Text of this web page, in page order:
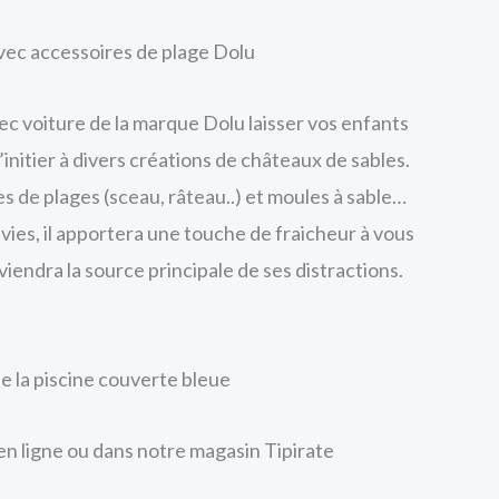
accessoires de plage Dolu
voiture de la marque Dolu laisser vos enfants
à divers créations de châteaux de sables.
de plages (sceau, râteau..) et moules à sable…
il apportera une touche de fraicheur à vous
la source principale de ses distractions.
la piscine couverte bleue
ligne ou dans notre magasin Tipirate